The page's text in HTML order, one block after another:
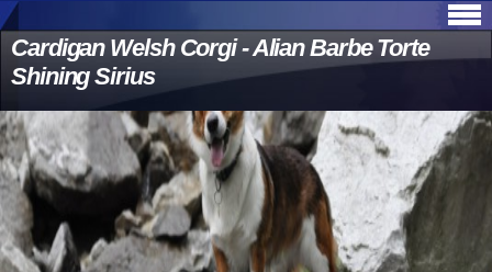
Cardigan Welsh Corgi - Alian Barbe Torte
Shining Sirius